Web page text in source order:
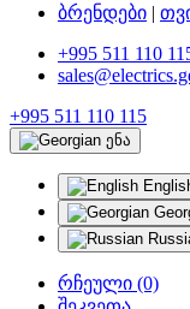
ბრენდები |
+995 511 110
+995 511 110 115
ენა
რჩეული (0)